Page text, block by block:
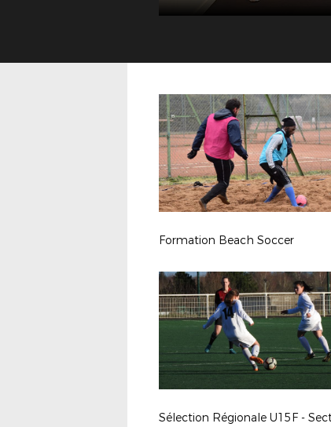
Formation Beach Soccer